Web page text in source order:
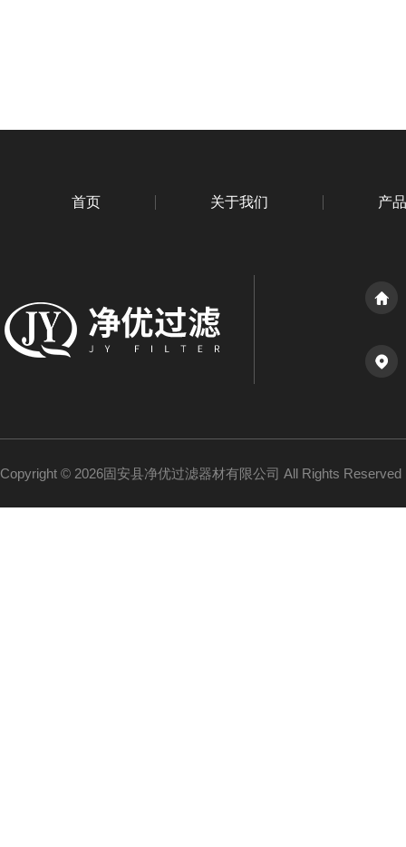
首页 关于我们 产
Copyright © 2026固安县净优过滤器材有限公司 All Rights